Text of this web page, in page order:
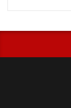
今宮戎神社